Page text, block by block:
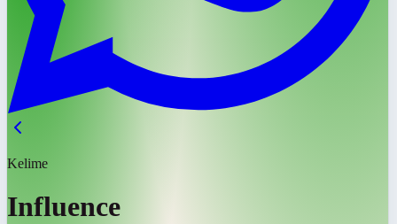
Kelime
Influence